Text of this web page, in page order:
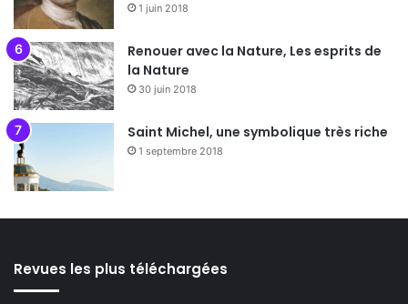
1 juin 2018
Renouer avec la Nature, Les esprits de
la Nature
30 juin 2018
Saint Michel, une symbolique très riche
1 septembre 2018
Revues les plus téléchargées